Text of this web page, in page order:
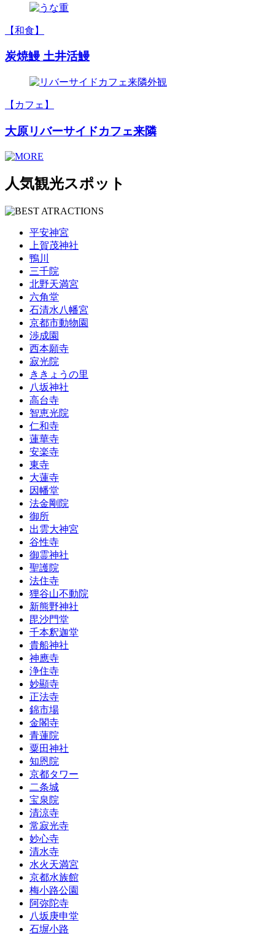
【和食】
炭焼鰻 土井活鰻
【カフェ】
大原リバーサイドカフェ来隣
人気観光スポット
平安神宮
上賀茂神社
鴨川
三千院
北野天満宮
六角堂
石清水八幡宮
京都市動物園
渉成園
西本願寺
寂光院
ききょうの里
八坂神社
高台寺
智恵光院
仁和寺
蓮華寺
安楽寺
東寺
大蓮寺
因幡堂
法金剛院
御所
出雲大神宮
谷性寺
御霊神社
聖護院
法住寺
狸谷山不動院
新熊野神社
毘沙門堂
千本釈迦堂
貴船神社
神應寺
浄住寺
妙顯寺
正法寺
錦市場
金閣寺
青蓮院
粟田神社
知恩院
京都タワー
二条城
宝泉院
清涼寺
常寂光寺
妙心寺
清水寺
水火天満宮
京都水族館
梅小路公園
阿弥陀寺
八坂庚申堂
石塀小路